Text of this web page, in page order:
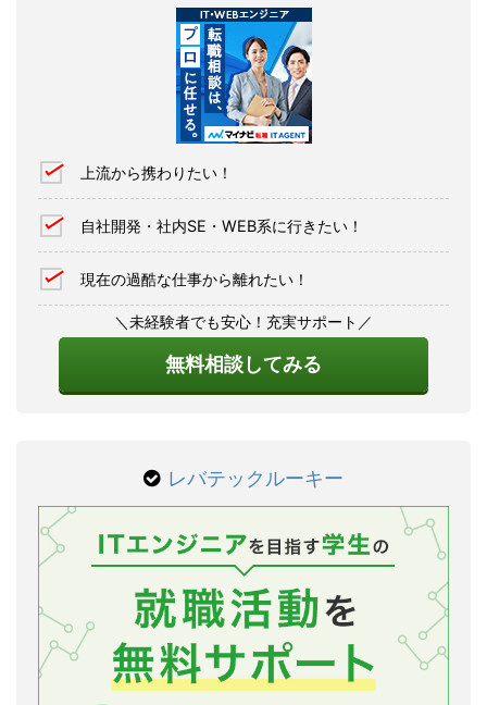
上流から携わりたい！
自社開発・社内SE・WEB系に行きたい！
現在の過酷な仕事から離れたい！
＼未経験者でも安心！充実サポート／
無料相談してみる
レバテックルーキー